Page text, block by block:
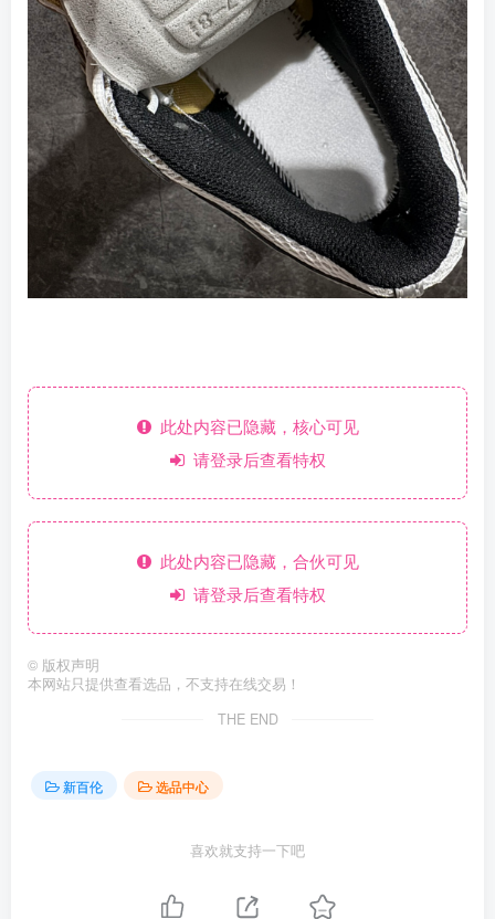
此处内容已隐藏，核心可见
请登录后查看特权
此处内容已隐藏，合伙可见
请登录后查看特权
© 版权声明
本网站只提供查看选品，不支持在线交易！
THE END
新百伦 选品中心
喜欢就支持一下吧